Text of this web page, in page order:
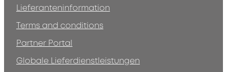
Lieferanteninformation
Terms and conditions
Partner Portal
Globale Lieferdienstleistungen